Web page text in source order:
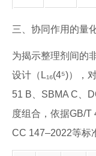
三、协同作用的量
为揭示整理剂间的
设计（L₁₆(4⁵)），
51 B、SBMA C、
度组合，依据GB/
CC 147–2022等标